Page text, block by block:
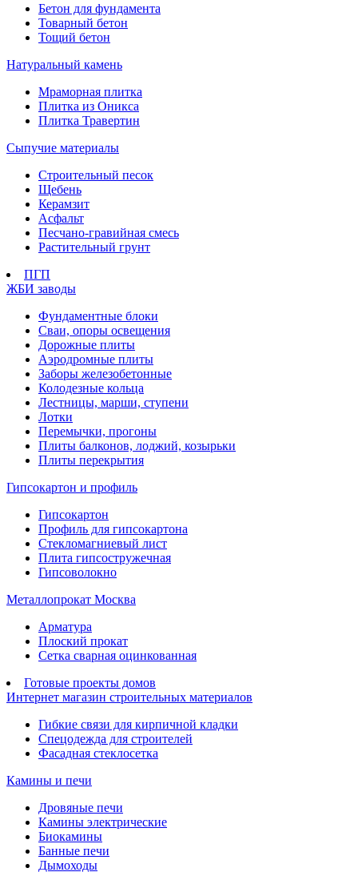
Бетон для фундамента
Товарный бетон
Тощий бетон
Натуральный камень
Мраморная плитка
Плитка из Оникса
Плитка Травертин
Сыпучие материалы
Строительный песок
Щебень
Керамзит
Асфальт
Песчано-гравийная смесь
Растительный грунт
ПГП
ЖБИ заводы
Фундаментные блоки
Сваи, опоры освещения
Дорожные плиты
Аэродромные плиты
Заборы железобетонные
Колодезные кольца
Лестницы, марши, ступени
Лотки
Перемычки, прогоны
Плиты балконов, лоджий, козырьки
Плиты перекрытия
Гипсокартон и профиль
Гипсокартон
Профиль для гипсокартона
Стекломагниевый лист
Плита гипсостружечная
Гипсоволокно
Металлопрокат Москва
Арматура
Плоский прокат
Сетка сварная оцинкованная
Готовые проекты домов
Интернет магазин строительных материалов
Гибкие связи для кирпичной кладки
Спецодежда для строителей
Фасадная стеклосетка
Камины и печи
Дровяные печи
Камины электрические
Биокамины
Банные печи
Дымоходы